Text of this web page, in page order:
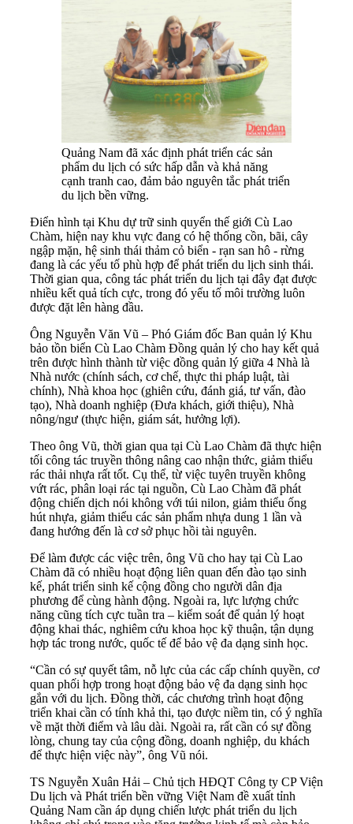
Quảng Nam đã xác định phát triển các sản
phẩm du lịch có sức hấp dẫn và khả năng
cạnh tranh cao, đảm bảo nguyên tắc phát triển
du lịch bền vững.
Điển hình tại Khu dự trữ sinh quyển thế giới Cù Lao
Chàm, hiện nay khu vực đang có hệ thống cồn, bãi, cây
ngập mặn, hệ sinh thái thảm cỏ biển - rạn san hô - rừng
đang là các yếu tố phù hợp để phát triển du lịch sinh thái.
Thời gian qua, công tác phát triển du lịch tại đây đạt được
nhiều kết quả tích cực, trong đó yếu tố môi trường luôn
được đặt lên hàng đầu.
Ông Nguyễn Văn Vũ – Phó Giám đốc Ban quản lý Khu
bảo tồn biển Cù Lao Chàm Đồng quản lý cho hay kết quả
trên được hình thành từ việc đồng quản lý giữa 4 Nhà là
Nhà nước (chính sách, cơ chế, thực thi pháp luật, tài
chính), Nhà khoa học (ghiên cứu, đánh giá, tư vấn, đào
tạo), Nhà doanh nghiệp (Đưa khách, giới thiệu), Nhà
nông/ngư (thực hiện, giám sát, hưởng lợi).
Theo ông Vũ, thời gian qua tại Cù Lao Chàm đã thực hiện
tối công tác truyền thông nâng cao nhận thức, giảm thiểu
rác thải nhựa rất tốt. Cụ thể, từ việc tuyên truyền không
vứt rác, phân loại rác tại nguồn, Cù Lao Chàm đã phát
động chiến dịch nói không với túi nilon, giảm thiểu ống
hút nhựa, giảm thiểu các sản phẩm nhựa dung 1 lần và
đang hướng đến là cơ sở phục hồi tài nguyên.
Để làm được các việc trên, ông Vũ cho hay tại Cù Lao
Chàm đã có nhiều hoạt động liên quan đến đào tạo sinh
kế, phát triển sinh kế cộng đồng cho người dân địa
phương để cùng hành động. Ngoài ra, lực lượng chức
năng cũng tích cực tuần tra – kiểm soát để quản lý hoạt
động khai thác, nghiêm cứu khoa học kỹ thuận, tận dụng
hợp tác trong nước, quốc tế để bảo vệ đa dạng sinh học.
“Cần có sự quyết tâm, nỗ lực của các cấp chính quyền, cơ
quan phối hợp trong hoạt động bảo vệ đa dạng sinh học
gắn với du lịch. Đồng thời, các chương trình hoạt động
triển khai cần có tính khả thi, tạo được niềm tin, có ý nghĩa
về mặt thời điểm và lâu dài. Ngoài ra, rất cần có sự đồng
lòng, chung tay của cộng đồng, doanh nghiệp, du khách
để thực hiện việc này”, ông Vũ nói.
TS Nguyễn Xuân Hải – Chủ tịch HĐQT Công ty CP Viện
Du lịch và Phát triển bền vững Việt Nam đề xuất tỉnh
Quảng Nam cần áp dụng chiến lược phát triển du lịch